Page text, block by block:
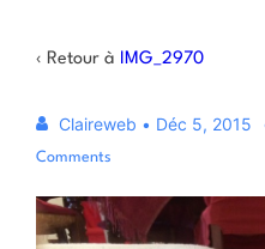
‹ Retour à IMG_2970
Claireweb • Déc 5, 2015
Comments